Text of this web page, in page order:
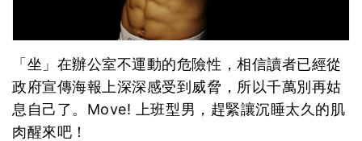
「坐」在辦公室不運動的危險性，相信讀者已經從
政府宣傳海報上深深感受到威脅，所以千萬別再姑
息自己了。Move! 上班型男，趕緊讓沉睡太久的肌
肉醒來吧！